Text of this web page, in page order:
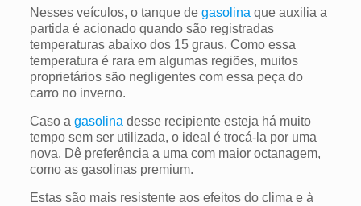
Nesses veículos, o tanque de gasolina que auxilia a
partida é acionado quando são registradas
temperaturas abaixo dos 15 graus. Como essa
temperatura é rara em algumas regiões, muitos
proprietários são negligentes com essa peça do
carro no inverno.
Caso a gasolina desse recipiente esteja há muito
tempo sem ser utilizada, o ideal é trocá-la por uma
nova. Dê preferência a uma com maior octanagem,
como as gasolinas premium.
Estas são mais resistente aos efeitos do clima e à